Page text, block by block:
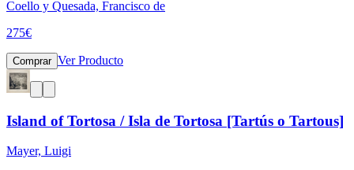
Coello y Quesada, Francisco de
275€
Comprar Ver Producto
Island of Tortosa / Isla de Tortosa [Tartús o Tartous]
Mayer, Luigi